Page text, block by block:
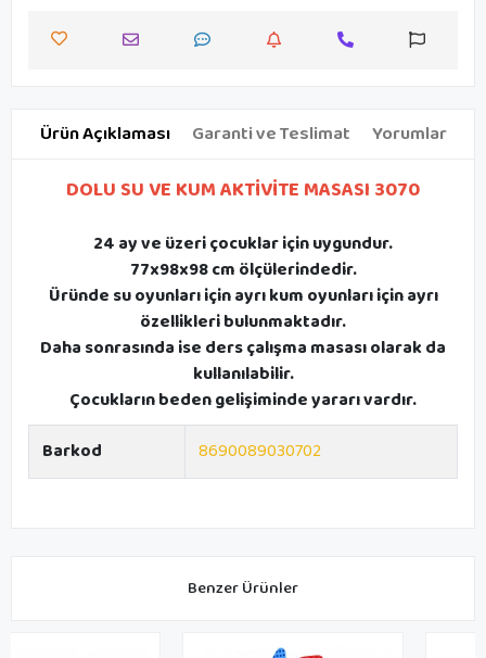
Ürün Açıklaması Garanti ve Teslimat Yorumlar
DOLU SU VE KUM AKTİVİTE MASASI 3070
24 ay ve üzeri çocuklar için uygundur.
77x98x98 cm ölçülerindedir.
Üründe su oyunları için ayrı kum oyunları için ayrı
özellikleri bulunmaktadır.
Daha sonrasında ise ders çalışma masası olarak da
kullanılabilir.
Çocukların beden gelişiminde yararı vardır.
Barkod
8690089030702
Benzer Ürünler